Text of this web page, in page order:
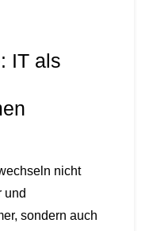
IT als
nicht
und
sondern auch